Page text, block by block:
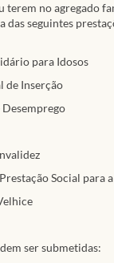
terem no agregado
das seguintes
para Idosos
de Inserção
Social para
ser submetidas: